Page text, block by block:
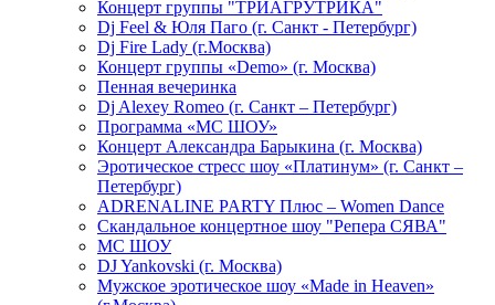
Концерт группы "ТРИАГРУТРИКА"
Dj Feel & Юля Паго (г. Санкт - Петербург)
Dj Fire Lady (г.Москва)
Концерт группы «Demo» (г. Москва)
Пенная вечеринка
Dj Alexey Romeo (г. Санкт – Петербург)
Программа «МС ШОУ»
Концерт Александра Барыкина (г. Москва)
Эротическое стресс шоу «Платинум» (г. Санкт –
Петербург)
ADRENALINE PARTY Плюс – Women Dance
Скандальное концертное шоу "Репера СЯВА"
МС ШОУ
DJ Yankovski (г. Москва)
Мужское эротическое шоу «Made in Heaven»